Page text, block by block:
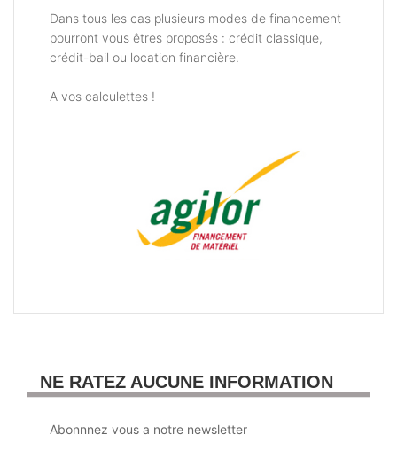
Dans tous les cas plusieurs modes de financement
pourront vous êtres proposés : crédit classique,
crédit-bail ou location financière.
A vos calculettes !
NE RATEZ AUCUNE INFORMATION
Abonnnez vous a notre newsletter